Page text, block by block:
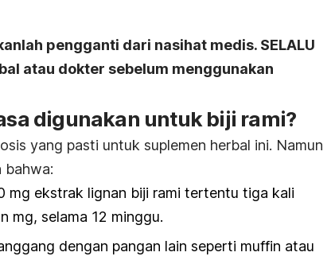
pengganti dari nasihat medis. SELALU
atau dokter sebelum menggunakan
digunakan untuk biji rami?
yang pasti untuk suplemen herbal ini. Namun
bahwa:
mg ekstrak lignan biji rami tertentu tiga kali
mg, selama 12 minggu.
dengan pangan lain seperti muffin atau